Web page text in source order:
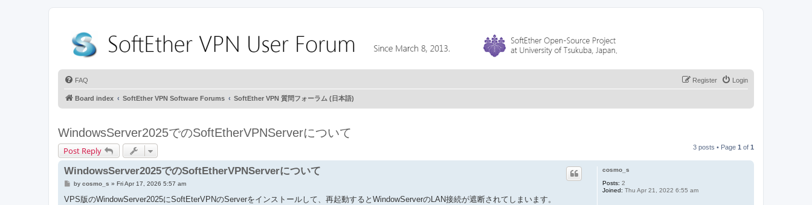
FAQ Login
Register
Board index SoftEther VPN Software Forums SoftEther VPN 質問フォーラム (日本語)
WindowsServer2025でのSoftEtherVPNServerについて
Post Reply 3 posts • Page 1 of 1
cosmo_s
Posts: 2
Joined: Thu Apr 21, 2022 6:55 am
WindowsServer2025でのSoftEtherVPNServerについて
P
s
by cosmo_s » Fri Apr 17, 2026 5:57 am
VPS版のWindowServer2025にSoftEterVPNのServerをインストールして、再起動するとWindowServerのLAN接続が遮断されてしまいます。